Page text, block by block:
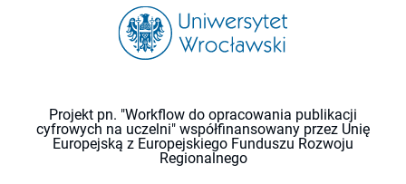
Projekt pn. "Workflow do opracowania publikacji
cyfrowych na uczelni" współfinansowany przez Unię
Europejską z Europejskiego Funduszu Rozwoju
Regionalnego